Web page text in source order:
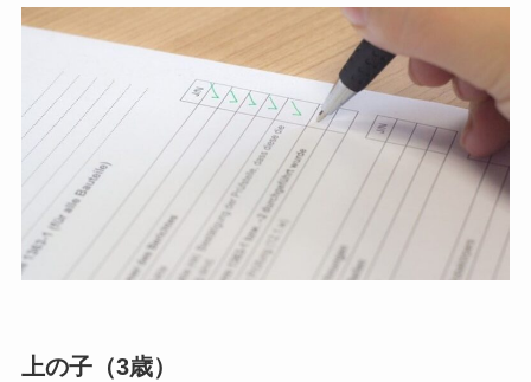
上の子（3歳）